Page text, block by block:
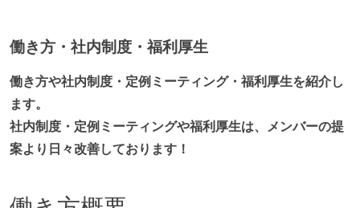
働き方・社内制度・福利厚生
働き方や社内制度・定例ミーティング・福利厚生を紹介し
ます。
社内制度・定例ミーティングや福利厚生は、メンバーの提
案より日々改善しております！